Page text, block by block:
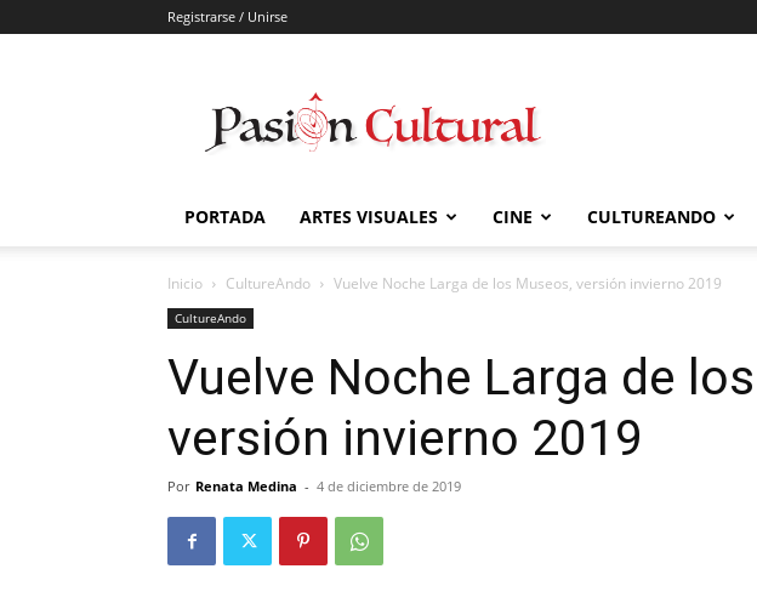
Registrarse / Unirse
Cultural
PORTADA ARTES VISUALES CINE CULTUREANDO
Inicio CultureAndo Vuelve Noche Larga de los Museos, versión invierno 2019
CultureAndo
Vuelve Noche Larga de
versión invierno 2019
Por Renata Medina - 4 de diciembre de 2019